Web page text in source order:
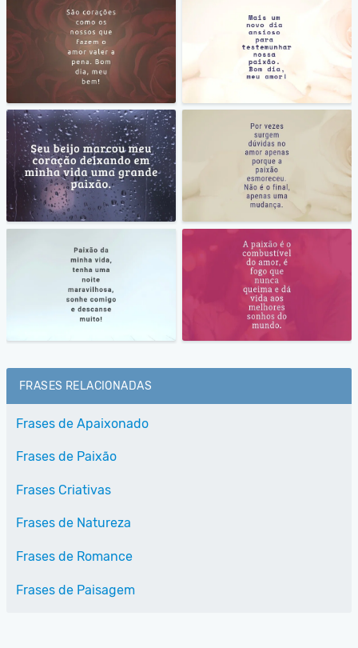
FRASES RELACIONADAS
Frases de Apaixonado
Frases de Paixão
Frases Criativas
Frases de Natureza
Frases de Romance
Frases de Paisagem